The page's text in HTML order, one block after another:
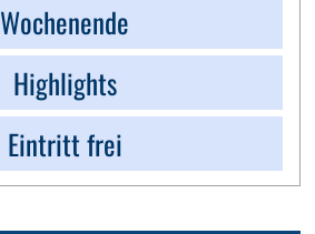
Wochenende
Highlights
Eintritt frei